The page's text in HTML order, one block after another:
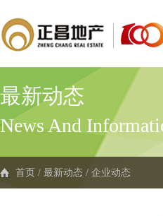
最新动态
News And
首页 / 最新动态 / 企业动态